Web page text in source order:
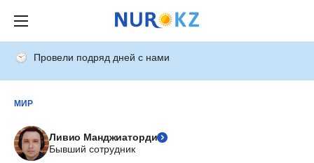
Провели подряд дней с нами
МИР
Ливио Манджиаторди
Бывший сотрудник